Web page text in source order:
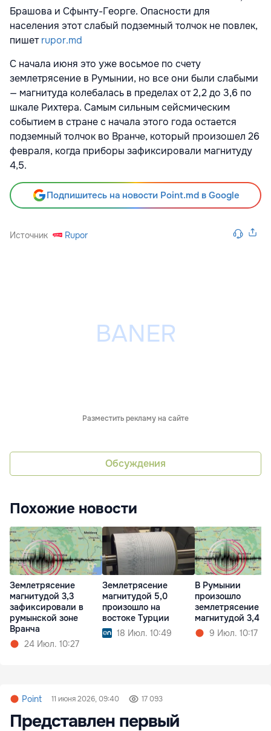
Брашова и Сфынту-Георге. Опасности для
населения этот слабый подземный толчок не повлек,
пишетrupor.md
С начала июня это уже восьмое по счету
землетрясение в Румынии, но все они были слабыми
— магнитуда колебалась в пределах от 2,2 до 3,6 по
шкале Рихтера. Самым сильным сейсмическим
событием в стране с начала этого года остается
подземный толчок во Вранче, который произошел 26
февраля, когда приборы зафиксировали магнитуду
4,5.
Подпишитесь на новости Point.md в Google
Источник Rupor
Разместить рекламу на сайте
Обсуждения
Похожие новости
Землетрясение
магнитудой 3,3
зафиксировали в
румынской зоне
Вранча
24 Июл. 10:27
Землетрясение
магнитудой 5,0
произошло на
востоке Турции
18 Июл. 10:49
В Румынии
произошло
землетрясение
магнитудой 3,4
9 Июл. 10:17
Point 11 июня 2026, 09:40 17 093
Представлен первый